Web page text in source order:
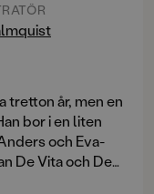
tretton år, men en
bor i en liten
och Eva-
De Vita och De
bara kan vara när